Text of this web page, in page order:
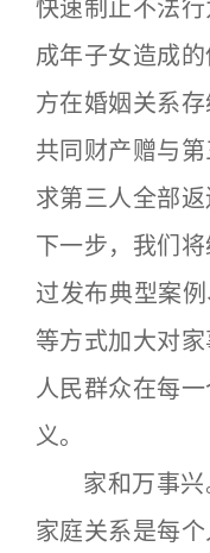
快速制止不法
成年子女造成
方在婚姻关系
共同财产赠与
求第三人全部返
下一步，我们
过发布典型案
等方式加大对
人民群众在每
义。
家和万事兴
家庭关系是每